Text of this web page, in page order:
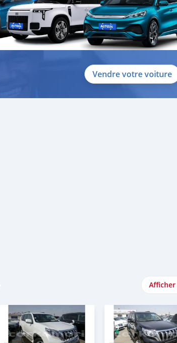
Vendre votre voiture